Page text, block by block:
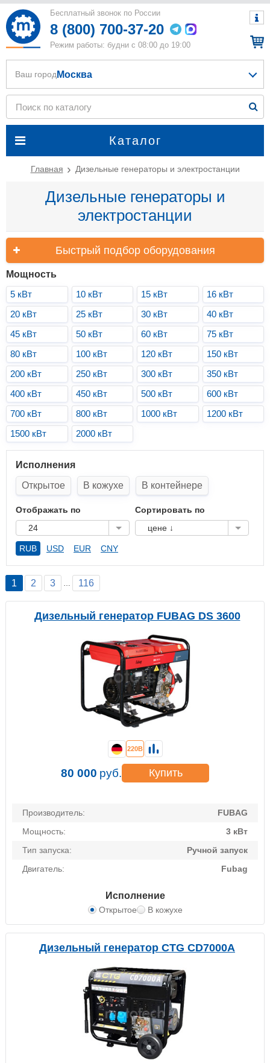
Бесплатный звонок по России
8 (800) 700-37-20
Режим работы: будни с 08:00 до 19:00
Каталог
Ваш город Москва
Главная Дизельные генераторы и электростанции
Дизельные генераторы и
электростанции
Быстрый подбор оборудования
Мощность
5 кВт
10 кВт 15 кВт
16 кВт
20 кВт
25 кВт 30 кВт
40 кВт
45 кВт
50 кВт 60 кВт
75 кВт
80 кВт
100 кВт 120 кВт
150 кВт
200 кВт
250 кВт 300 кВт
350 кВт
400 кВт
450 кВт 500 кВт
600 кВт
700 кВт
800 кВт 1000 кВт
1200 кВт
1500 кВт
2000 кВт
Исполнения
Открытое
В кожухе В контейнере
Отображать по
24
Сортировать по
цене ↓
RUB USD EUR CNY
1 2 3 … 116
Дизельный генератор FUBAG DS 3600
Производитель:
FUBAG
Мощность:
3 кВт
Тип запуска:
Ручной запуск
Двигатель:
Fubag
Исполнение
Открытое В кожухе
220В
80 000 руб. Купить
Дизельный генератор CTG CD7000A